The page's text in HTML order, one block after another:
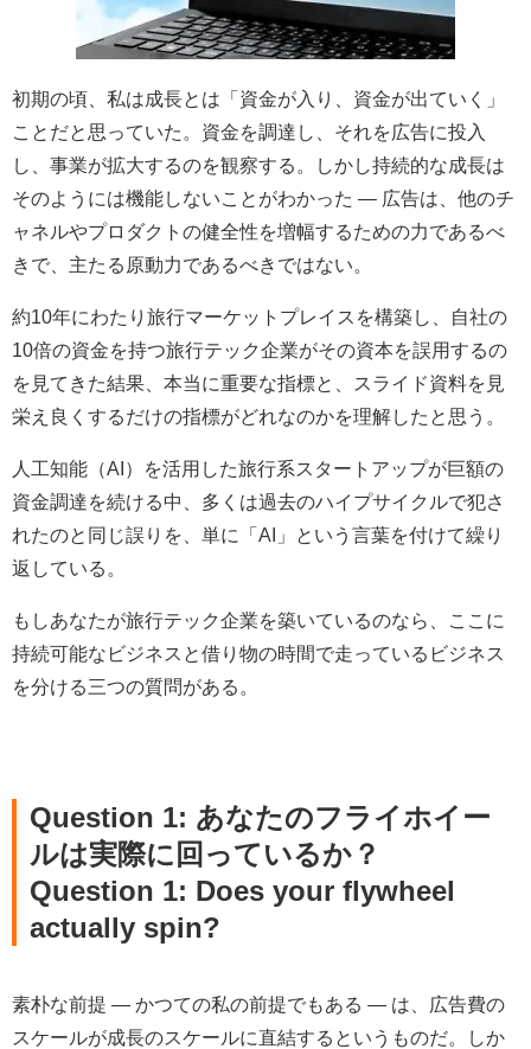
初期の頃、私は成長とは「資金が入り、資金が出ていく」
ことだと思っていた。資金を調達し、それを広告に投入
し、事業が拡大するのを観察する。しかし持続的な成長は
そのようには機能しないことがわかった ― 広告は、他のチ
ャネルやプロダクトの健全性を増幅するための力であるべ
きで、主たる原動力であるべきではない。
約10年にわたり旅行マーケットプレイスを構築し、自社の
10倍の資金を持つ旅行テック企業がその資本を誤用するの
を見てきた結果、本当に重要な指標と、スライド資料を見
栄え良くするだけの指標がどれなのかを理解したと思う。
人工知能（AI）を活用した旅行系スタートアップが巨額の
資金調達を続ける中、多くは過去のハイプサイクルで犯さ
れたのと同じ誤りを、単に「AI」という言葉を付けて繰り
返している。
もしあなたが旅行テック企業を築いているのなら、ここに
持続可能なビジネスと借り物の時間で走っているビジネス
を分ける三つの質問がある。
Question 1: あなたのフライホイー
ルは実際に回っているか？
Question 1: Does your flywheel
actually spin?
素朴な前提 ― かつての私の前提でもある ― は、広告費の
スケールが成長のスケールに直結するというものだ。しか